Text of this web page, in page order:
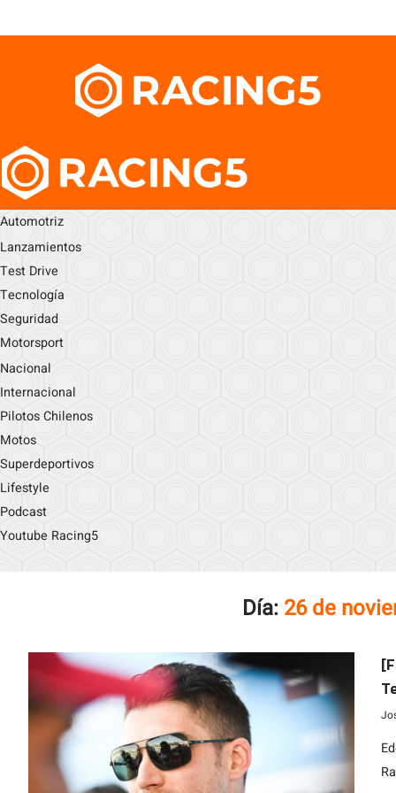
Automotriz
Lanzamientos
Test Drive
Tecnología
Seguridad
Motorsport
Nacional
Internacional
Pilotos Chilenos
Motos
Superdeportivos
Lifestyle
Podcast
Youtube Racing5
Día: 26 de